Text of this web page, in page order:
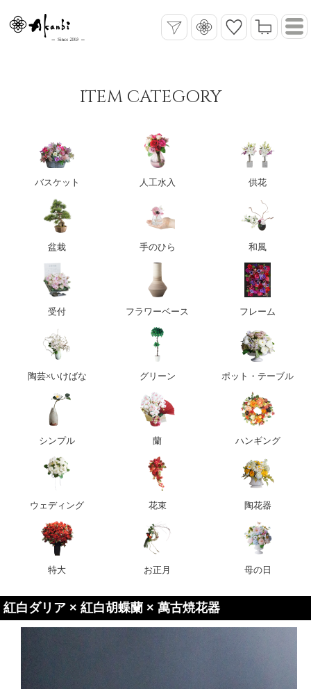
ITEM CATEGORY
バスケット 人工水入 供花
盆栽 手のひら 和風
受付 フラワーベース フレーム
陶芸×いけばな グリーン ポット・テーブル
シンプル 蘭 ハンギング
ウェディング 花束 陶花器
特大 お正月 母の日
紅白ダリア × 紅白胡蝶蘭 × 萬古焼花器